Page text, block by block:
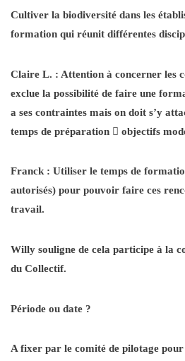
Cultiver la biodiversité dans les
formation qui réunit différentes
Claire L. : Attention à concerner les
exclue la possibilité de faire une
a ses contraintes mais on doit s’y
temps de préparation  objectifs
Franck : Utiliser le temps de
autorisés) pour pouvoir faire ces
travail.
Willy souligne de cela participe à la
du Collectif.
Période ou date ?
A fixer par le comité de pilotage